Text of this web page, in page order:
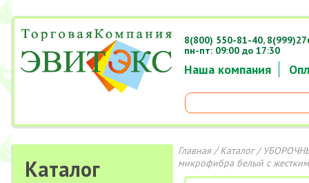
Наша компания
8(800) 550-81-40,
пн-пт: 09:00 до 17:30
Каталог
Главная/Каталог/
микрофибра белый с